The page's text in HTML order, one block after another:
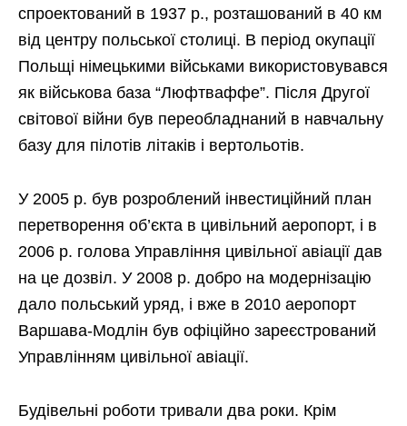
спроектований в 1937 р., розташований в 40 км
від центру польської столиці. В період окупації
Польщі німецькими військами використовувався
як військова база “Люфтваффе”. Після Другої
світової війни був переобладнаний в навчальну
базу для пілотів літаків і вертольотів.
У 2005 р. був розроблений інвестиційний план
перетворення об’єкта в цивільний аеропорт, і в
2006 р. голова Управління цивільної авіації дав
на це дозвіл. У 2008 р. добро на модернізацію
дало польський уряд, і вже в 2010 аеропорт
Варшава-Модлін був офіційно зареєстрований
Управлінням цивільної авіації.
Будівельні роботи тривали два роки. Крім